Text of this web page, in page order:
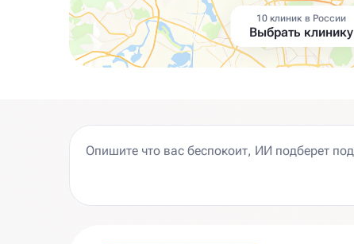
10 клиник в России
Выбрать клинику